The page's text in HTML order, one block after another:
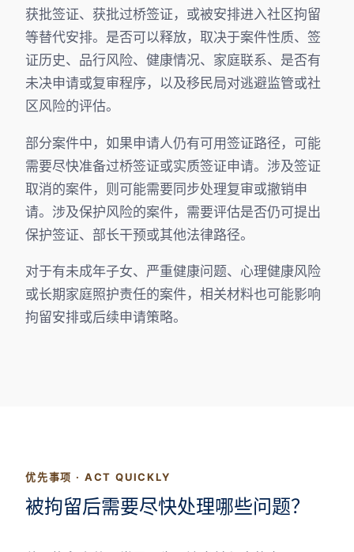
获批签证、获批过桥签证，或被安排进入社区拘留
等替代安排。是否可以释放，取决于案件性质、签
证历史、品行风险、健康情况、家庭联系、是否有
未决申请或复审程序，以及移民局对逃避监管或社
区风险的评估。
部分案件中，如果申请人仍有可用签证路径，可能
需要尽快准备过桥签证或实质签证申请。涉及签证
取消的案件，则可能需要同步处理复审或撤销申
请。涉及保护风险的案件，需要评估是否仍可提出
保护签证、部长干预或其他法律路径。
对于有未成年子女、严重健康问题、心理健康风险
或长期家庭照护责任的案件，相关材料也可能影响
拘留安排或后续申请策略。
优先事项 · ACT QUICKLY
被拘留后需要尽快处理哪些问题？